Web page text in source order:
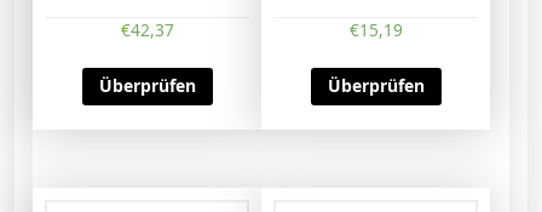
€42,37
Überprüfen
€15,19
Überprüfen